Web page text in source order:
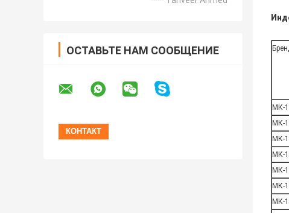
ОСТАВЬТЕ НАМ СООБЩЕНИЕ
МК-
МК-
МК-
МК-
МК-
МК-
МК-